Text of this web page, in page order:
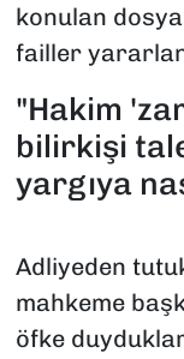
konulan
failler
"Hakim
bilirkişi
yargıya
Adliyeden
mahkeme
öfke